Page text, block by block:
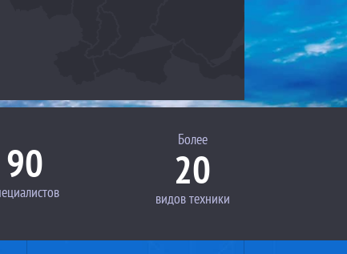
90 Более
20
видов техники